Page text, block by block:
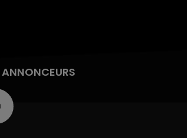
ANNONCEURS